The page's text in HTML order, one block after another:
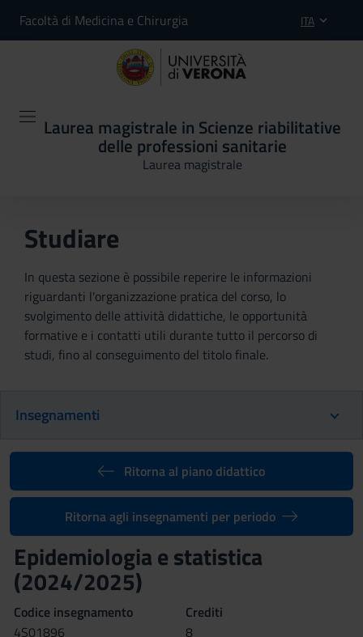
Facoltà di Medicina e Chirurgia ITA
Laurea magistrale in Scienze riabilitative
delle professioni sanitarie
Laurea magistrale
Studiare
In questa sezione è possibile reperire le informazioni
riguardanti l'organizzazione pratica del corso, lo
svolgimento delle attività didattiche, le opportunità
formative e i contatti utili durante tutto il percorso di
studi, fino al conseguimento del titolo finale.
Insegnamenti
Ritorna al piano didattico
Ritorna agli insegnamenti per periodo
Epidemiologia e statistica
(2024/2025)
Codice insegnamento
4S01896
Crediti
8